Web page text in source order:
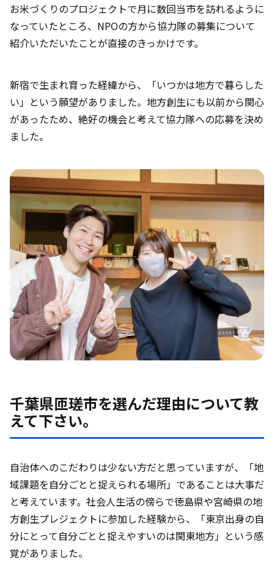
匝瑳市の住民と触れ合った際の印象と、裏
付けるエピソードについて教えて下さい。
然やグルメ、オススメスポットなど）
移住を検討している方にメッセージをお願
お米づくりのプロジェクトで月に数回当市を訪れるように
なっていたところ、NPOの方から協力隊の募集について
紹介いただいたことが直接のきっかけです。
新宿で生まれ育った経緯から、「いつかは地方で暮らした
い」という願望がありました。地方創生にも以前から関心
があったため、絶好の機会と考えて協力隊への応募を決め
ました。
千葉県匝瑳市を選んだ理由について教
えて下さい。
自治体へのこだわりは少ない方だと思っていますが、「地
域課題を自分ごとと捉えられる場所」であることは大事だ
と考えています。社会人生活の傍らで徳島県や宮崎県の地
方創生プレジェクトに参加した経験から、「東京出身の自
分にとって自分ごとと捉えやすいのは関東地方」という感
覚がありました。